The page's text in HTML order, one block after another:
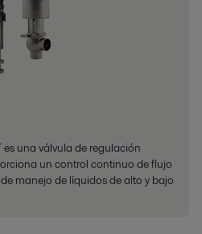
una válvula de regulación
un control continuo de flujo
manejo de líquidos de alto y bajo